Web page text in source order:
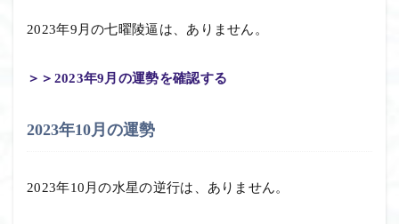
2023年9月の七曜陵逼は、ありません。
＞＞2023年9月の運勢を確認する
2023年10月の運勢
2023年10月の水星の逆行は、ありません。